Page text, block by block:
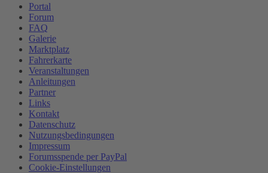
Portal
Forum
FAQ
Galerie
Marktplatz
Fahrerkarte
Veranstaltungen
Anleitungen
Partner
Links
Kontakt
Datenschutz
Nutzungsbedingungen
Impressum
Forumsspende per PayPal
Cookie-Einstellungen